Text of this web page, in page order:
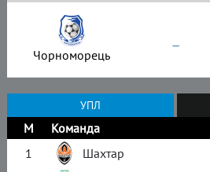
Чорноморець –
УПЛ
М Команда
1
Шахтар